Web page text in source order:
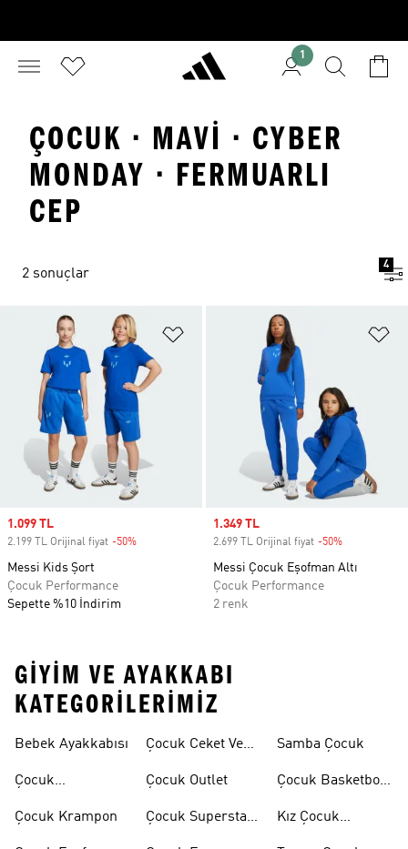
1
ÇOCUK · MAVI · CYBER
MONDAY · FERMUARLI
CEP
2 sonuçlar
4
Favori Listesine Ekle
Sale price
1.099 TL
2.199 TL Orijinal fiyat -50%
Messi Kids Şort
Çocuk Performance
Sepette %10 İndirim
Sale price
1.349 TL
2.699 TL Orijinal fiyat -50%
Messi Çocuk Eşofman Altı
Çocuk Performance
2 renk
GIYIM VE AYAKKABI
KATEGORILERIMIZ
Bebek Ayakkabısı
Çocuk
Çocuk Krampon
Çocuk Ceket Ve
Çocuk Outlet
Çocuk Superstar
Samba Çocuk
Çocuk Basketbol
Kız Çocuk